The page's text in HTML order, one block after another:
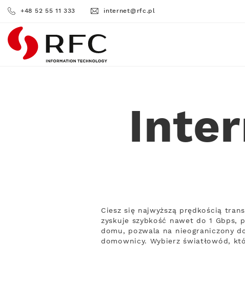
+48 52 55 11 333 internet@rfc.pl
RFC
Ciesz się najwyższą prędkością
zyskuje szybkość nawet do 1
domu, pozwala na nieograniczony
domownicy. Wybierz światłowód,